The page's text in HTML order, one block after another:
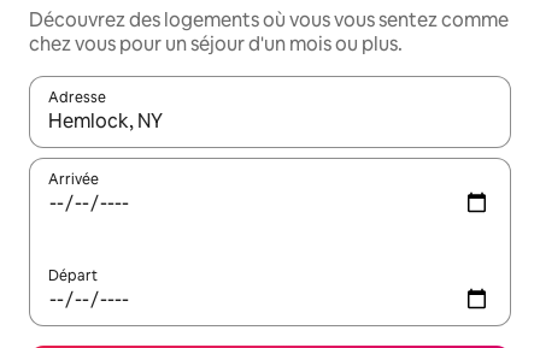
Découvrez des logements où vous vous sentez comme
chez vous pour un séjour d'un mois ou plus.
Adresse
Lorsque les résultats s'affichent, utilisez les flèches vers le
Arrivée
Départ